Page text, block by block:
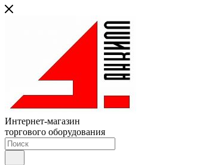
Интернет-магазин
торгового оборудования